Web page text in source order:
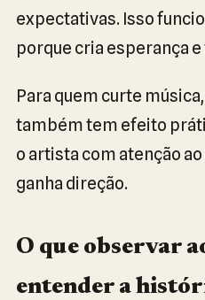
expectativas. Isso
porque cria esperança
Para quem curte
também tem efeito
o artista com atenção ao
ganha direção.
O que observar
entender a